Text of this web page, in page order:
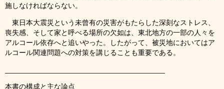
施しなければならない。
東日本大震災という未曾有の災害がもたらした深刻なストレス、
喪失感、そして家と呼べる場所の欠如は、東北地方の一部の人々を
アルコール依存へと追いやった。したがって、被災地においてはア
ルコール関連問題への対策を講じることも重要である。
本書の構成と主な論点